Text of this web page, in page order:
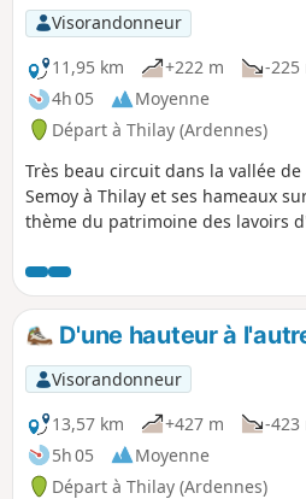
sur le méandre, considéré comme
spectaculaire de France, dans la
convexe duquel s'est construit
Visorandonneur
11,95 km
+222 m
-225
4h 05
Moyenne
Départ à Thilay (Ardennes)
Très beau circuit dans la vallée de
Semoy à Thilay et ses hameaux
thème du patrimoine des lavoirs
début XXe siècle permettaient aux
habitants de s’approvisionner en
de laver le linge. Deux types de
sur ce circuit, voûte en appui sur
roche à flanc de colline ou
dalles de schiste dans le village.
D'une hauteur à
Visorandonneur
13,57 km
+427 m
-423
5h 05
Moyenne
Départ à Thilay (Ardennes)